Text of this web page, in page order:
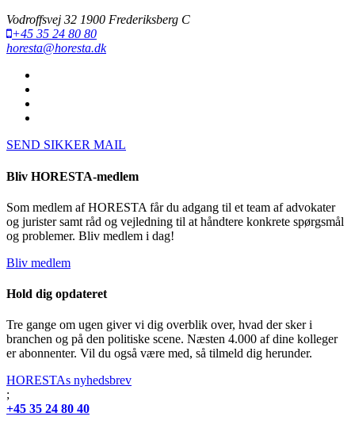
Vodroffsvej 32 1900 Frederiksberg C
+45 35 24 80 80
horesta@horesta.dk
SEND SIKKER MAIL
Bliv HORESTA-medlem
Som medlem af HORESTA får du adgang til et team af advokater
og jurister samt råd og vejledning til at håndtere konkrete spørgsmål
og problemer. Bliv medlem i dag!
Bliv medlem
Hold dig opdateret
Tre gange om ugen giver vi dig overblik over, hvad der sker i
branchen og på den politiske scene. Næsten 4.000 af dine kolleger
er abonnenter. Vil du også være med, så tilmeld dig herunder.
HORESTAs nyhedsbrev
;
+45 35 24 80 40